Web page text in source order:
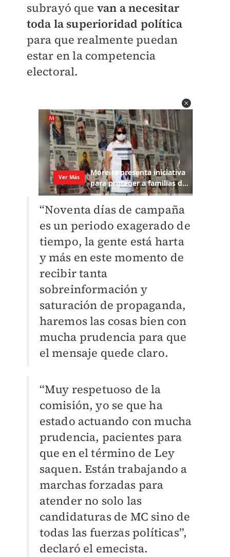
subrayó que van a necesitar
toda la superioridad política
para que realmente puedan
estar en la competencia
electoral.
“Noventa días de campaña
es un periodo exagerado de
tiempo, la gente está harta
y más en este momento de
recibir tanta
sobreinformación y
saturación de propaganda,
haremos las cosas bien con
mucha prudencia para que
el mensaje quede claro.
“Muy respetuoso de la
comisión, yo se que ha
estado actuando con mucha
prudencia, pacientes para
que en el término de Ley
saquen. Están trabajando a
marchas forzadas para
atender no solo las
candidaturas de MC sino de
todas las fuerzas políticas”,
declaró el emecista.